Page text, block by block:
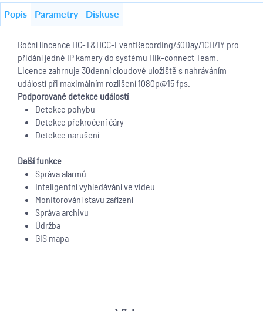
Popis Parametry Diskuse
Roční lincence HC-T&HCC-EventRecording/30Day/1CH/1Y pro
přidání jedné IP kamery do systému Hik-connect Team.
Licence zahrnuje 30denní cloudové uložiště s nahráváním
událostí při maximálním rozlišení 1080p@15 fps.
Podporované detekce událostí
Detekce pohybu
Detekce překročení čáry
Detekce narušení
Další funkce
Správa alarmů
Inteligentní vyhledávání ve videu
Monitorování stavu zařízení
Správa archivu
Údržba
GIS mapa